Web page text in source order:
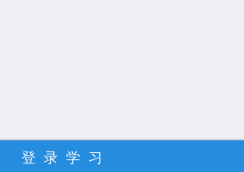
登录学习